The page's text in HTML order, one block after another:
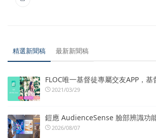
精選新聞稿 最新新聞稿
FLOC唯一基督徒專屬交友APP，
2021/03/29
鎧應 AudienceSense 臉部辨識功
2026/08/07